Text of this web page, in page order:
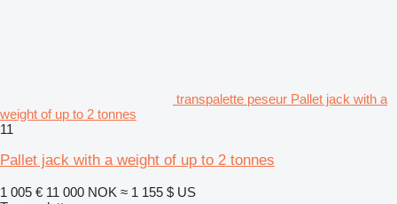
transpalette peseur Pallet jack with a
weight of up to 2 tonnes
11
Pallet jack with a weight of up to 2 tonnes
1 005 € 11 000 NOK ≈ 1 155 $ US